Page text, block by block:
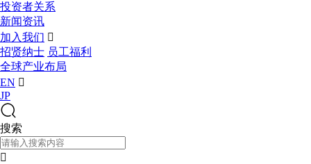
投资者关系
新闻资讯
加入我们 
招贤纳士 员工福利
全球产业布局
EN 
JP
搜索
